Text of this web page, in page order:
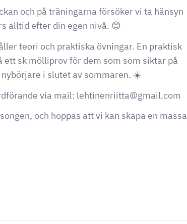
och på träningarna försöker vi ta hänsyn
alltid efter din egen nivå. 😊
teori och praktiska övningar. En praktisk
ett sk mölliprov för dem som som siktar på
i slutet av sommaren. ☀️
via mail: lehtinenriitta@gmail.com
och hoppas att vi kan skapa en massa